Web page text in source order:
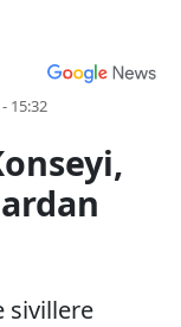
15:32
sivillere